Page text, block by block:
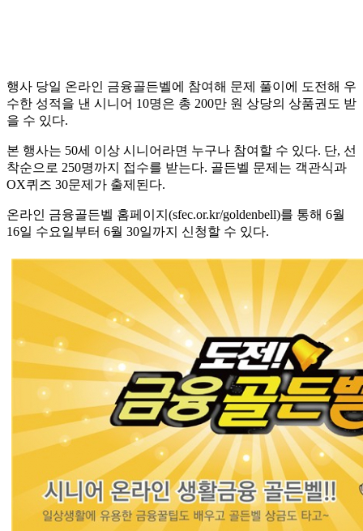
행사 당일 온라인 금융골든벨에 참여해 문제 풀이에 도전해 우
수한 성적을 낸 시니어 10명은 총 200만 원 상당의 상품권도 받
을 수 있다.
본 행사는 50세 이상 시니어라면 누구나 참여할 수 있다. 단, 선
착순으로 250명까지 접수를 받는다. 골든벨 문제는 객관식과
OX퀴즈 30문제가 출제된다.
온라인 금융골든벨 홈페이지(sfec.or.kr/goldenbell)를 통해 6월
16일 수요일부터 6월 30일까지 신청할 수 있다.